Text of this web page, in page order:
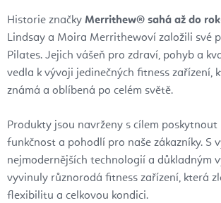
Historie značky Merrithew® sahá až do
Lindsay a Moira Merrithewoví založili své
Pilates. Jejich vášeň pro zdraví, pohyb a
vedla k vývoji jedinečných fitness zařízení,
známá a oblíbená po celém světě.
Produkty jsou navrženy s cílem poskytnout
funkčnost a pohodlí pro naše zákazníky. S
nejmodernějších technologií a důkladným
vyvinuly různorodá fitness zařízení, která
flexibilitu a celkovou kondici.